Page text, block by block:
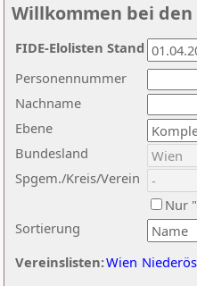
Willkommen bei den
Nachname
Ebene
Sortierung
Personennummer
Bundesland
Spgem./Kreis/Verein
Nur
Vereinslisten:Wien
FIDE-Elolisten Stand